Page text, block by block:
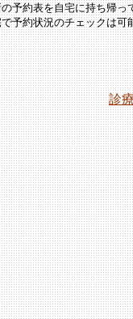
予約表を自宅に持ち帰っ
で予約状況のチェックは可
診